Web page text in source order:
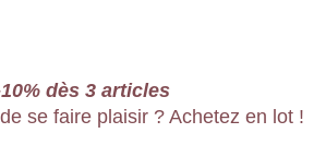
dès 3 articles
se faire plaisir ? Achetez en lot !